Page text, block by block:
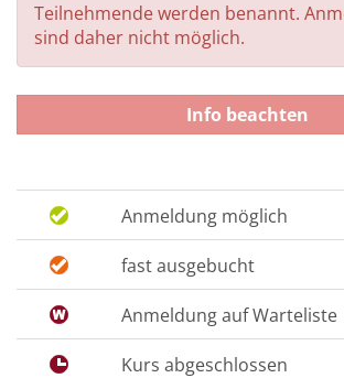
Teilnehmende werden benannt.
sind daher nicht möglich.
Info beachten
Anmeldung möglich
fast ausgebucht
Anmeldung auf Warteliste
Kurs abgeschlossen